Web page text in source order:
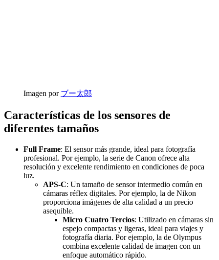
Imagen por ブー太郎
Características de los sensores de
diferentes tamaños
Full Frame: El sensor más grande, ideal para fotografía
profesional. Por ejemplo, la serie de Canon ofrece alta
resolución y excelente rendimiento en condiciones de poca
luz.
APS-C: Un tamaño de sensor intermedio común en
cámaras réflex digitales. Por ejemplo, la de Nikon
proporciona imágenes de alta calidad a un precio
asequible.
Micro Cuatro Tercios: Utilizado en cámaras sin
espejo compactas y ligeras, ideal para viajes y
fotografía diaria. Por ejemplo, la de Olympus
combina excelente calidad de imagen con un
enfoque automático rápido.